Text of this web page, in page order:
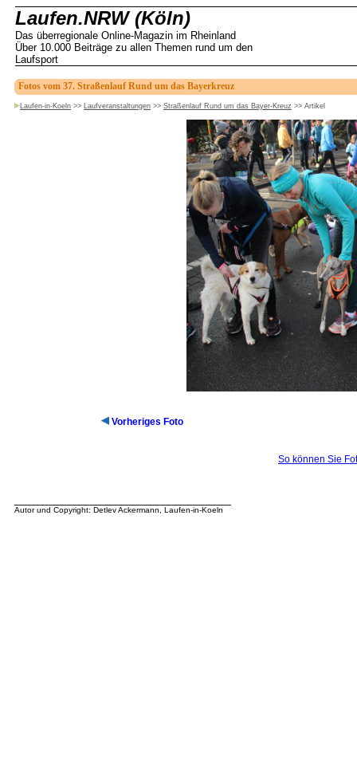
Laufen.NRW (Köln)
Das überregionale Online-Magazin im Rheinland
Über 10.000 Beiträge zu allen Themen rund um den
Laufsport
Fotos vom 37. Straßenlauf Rund um das Bayerkreuz
Laufen-in-Koeln >> Laufveranstaltungen >> Straßenlauf Rund um das Bayer-Kreuz >> Artikel
Vorheriges Foto
So können Sie
Autor und Copyright: Detlev Ackermann, Laufen-in-Koeln